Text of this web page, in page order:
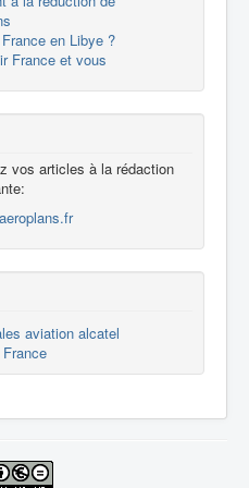
en Libye ?
France et vous
vos articles à la rédaction
aviation alcatel